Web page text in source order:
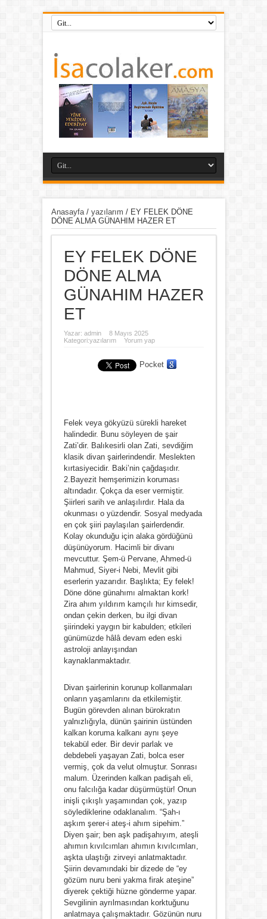
Anasayfa/ yazılarım / EY FELEK DÖNE
DÖNE ALMA GÜNAHIM HAZER ET
EY FELEK DÖNE
DÖNE ALMA
GÜNAHIM HAZER
ET
Yazar: admin
8 Mayıs 2025
Kategori:yazılarım Yorum yap
Pocket
Felek veya gökyüzü sürekli hareket
halindedir. Bunu söyleyen de şair
Zati’dir. Balıkesirli olan Zati, sevdiğim
klasik divan şairlerindendir. Meslekten
kırtasiyecidir. Baki’nin çağdaşıdır.
2.Bayezit hemşerimizin koruması
altındadır. Çokça da eser vermiştir.
Şiirleri sarih ve anlaşılırdır. Hala da
okunması o yüzdendir. Sosyal medyada
en çok şiiri paylaşılan şairlerdendir.
Kolay okunduğu için alaka gördüğünü
düşünüyorum. Hacimli bir divanı
mevcuttur. Şem-ü Pervane, Ahmed-ü
Mahmud, Siyer-i Nebi, Mevlit gibi
eserlerin yazarıdır. Başlıkta; Ey felek!
Döne döne günahımı almaktan kork!
Zira ahım yıldırım kamçılı hır kimsedir,
ondan çekin derken, bu ilgi divan
şiirindeki yaygın bir kabulden; etkileri
günümüzde hâlâ devam eden eski
astroloji anlayışından
kaynaklanmaktadır.
Divan şairlerinin korunup kollanmaları
onların yaşamlarını da etkilemiştir.
Bugün görevden alınan bürokratın
yalnızlığıyla, dünün şairinin üstünden
kalkan koruma kalkanı aynı şeye
tekabül eder. Bir devir parlak ve
debdebeli yaşayan Zati, bolca eser
vermiş, çok da velut olmuştur. Sonrası
malum. Üzerinden kalkan padişah eli,
onu falcılığa kadar düşürmüştür! Onun
inişli çıkışlı yaşamından çok, yazıp
söylediklerine odaklanalım. “Şah-ı
aşkım şerer-i ateş-i ahım sipehim.”
Diyen şair; ben aşk padişahıyım, ateşli
ahımın kıvılcımları ahımın kıvılcımları,
aşkta ulaştığı zirveyi anlatmaktadır.
Şiirin devamındaki bir dizede de “ey
gözüm nuru beni yakma firak ateşine”
diyerek çektiği hüzne gönderme yapar.
Sevgilinin ayrılmasından korktuğunu
anlatmaya çalışmaktadır. Gözünün nuru